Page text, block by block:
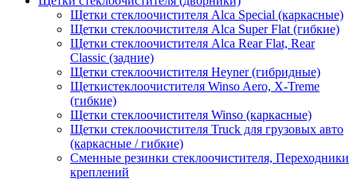
Щетки стеклоочистителя Alca Special (каркасные)
Щетки стеклоочистителя Alca Super Flat (гибкие)
Щетки стеклоочистителя Alca Rear Flat, Rear
Classic (задние)
Щетки стеклоочистителя Heyner (гибридные)
Щеткистеклоочистителя Winso Aero, X-Treme
(гибкие)
Щетки стеклоочистителя Winso (каркасные)
Щетки стеклоочистителя Truck для грузовых авто
(каркасные / гибкие)
Сменные резинки стеклоочистителя, Переходники
креплений